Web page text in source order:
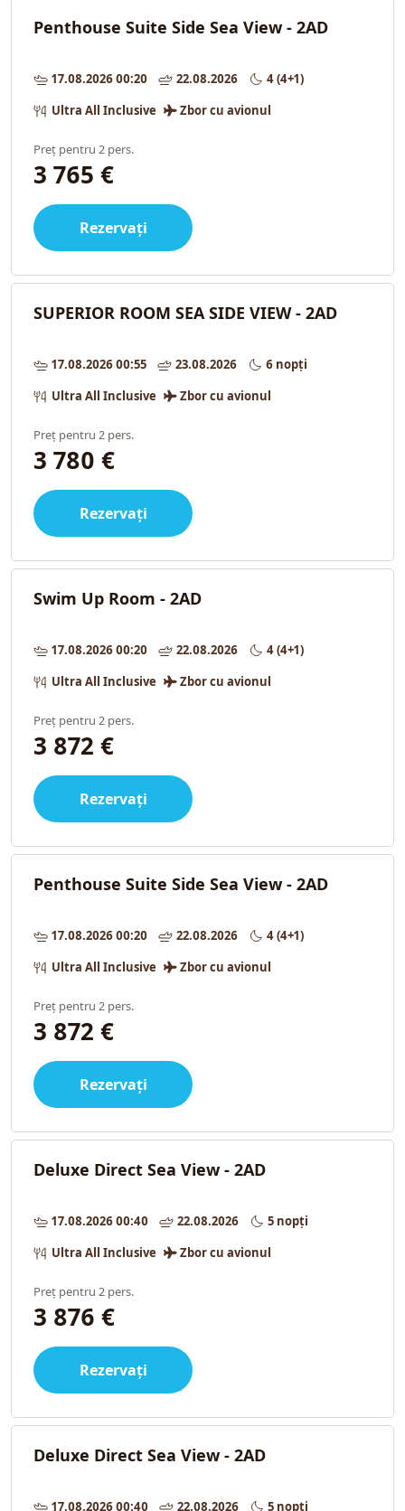
Penthouse Suite Side Sea View - 2AD
17.08.2026 00:20 22.08.2026
4 (4+1)
Ultra All Inclusive
Zbor cu avionul
Preț pentru 2 pers.
3 765 €
Rezervați
SUPERIOR ROOM SEA SIDE VIEW - 2AD
17.08.2026 00:55 23.08.2026
6 nopți
Ultra All Inclusive
Zbor cu avionul
Preț pentru 2 pers.
3 780 €
Rezervați
Swim Up Room - 2AD
17.08.2026 00:20 22.08.2026
4 (4+1)
Ultra All Inclusive
Zbor cu avionul
Preț pentru 2 pers.
3 872 €
Rezervați
Penthouse Suite Side Sea View - 2AD
17.08.2026 00:20 22.08.2026
4 (4+1)
Ultra All Inclusive
Zbor cu avionul
Preț pentru 2 pers.
3 872 €
Rezervați
Deluxe Direct Sea View - 2AD
17.08.2026 00:40 22.08.2026
5 nopți
Ultra All Inclusive
Zbor cu avionul
Preț pentru 2 pers.
3 876 €
Rezervați
Deluxe Direct Sea View - 2AD
17.08.2026 00:40 22.08.2026
5 nopți